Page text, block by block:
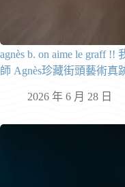
agnès b. on aime le graff
師 Agnès珍藏街頭藝術真
2026 年 6 月 28 日